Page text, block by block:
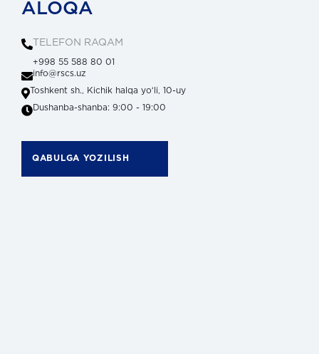
ALOQA
TELEFON RAQAM
+998 55 588 80 01
info@rscs.uz
Toshkent sh., Kichik halqa yoʻli, 10-uy
Dushanba-shanba: 9:00 - 19:00
QABULGA YOZILISH